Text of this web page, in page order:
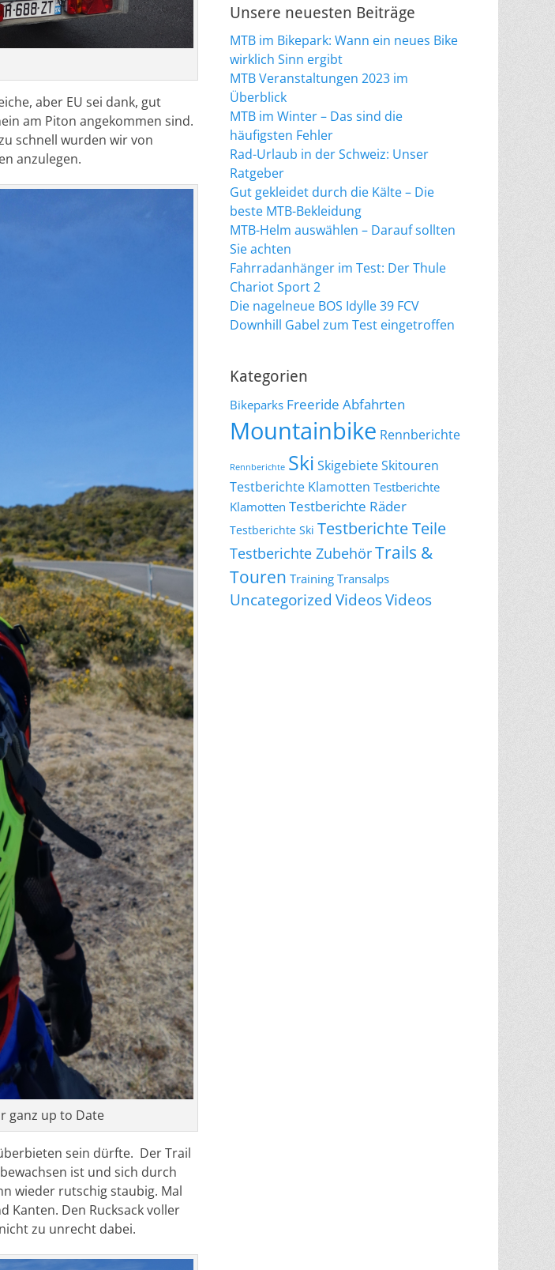
aber EU sei dank, gut
am Piton angekommen sind.
schnell wurden wir von
anzulegen.
ganz up to Date
sein dürfte. Der Trail
ist und sich durch
wieder rutschig staubig. Mal
Kanten. Den Rucksack voller
zu unrecht dabei.
Unsere neuesten Beiträge
MTB im Bikepark: Wann ein neues Bike
wirklich Sinn ergibt
MTB Veranstaltungen 2023 im
Überblick
MTB im Winter – Das sind die
häufigsten Fehler
Rad-Urlaub in der Schweiz: Unser
Ratgeber
Gut gekleidet durch die Kälte – Die
beste MTB-Bekleidung
MTB-Helm auswählen – Darauf sollten
Sie achten
Fahrradanhänger im Test: Der Thule
Chariot Sport 2
Die nagelneue BOS Idylle 39 FCV
Downhill Gabel zum Test eingetroffen
Kategorien
Bikeparks Freeride Abfahrten
Mountainbike Rennberichte
Rennberichte Ski SkigebieteSkitouren
Testberichte Klamotten Testberichte
Klamotten Testberichte Räder
Testberichte Ski Testberichte Teile
Testberichte ZubehörTrails &
Touren Training Transalps
Uncategorized VideosVideos